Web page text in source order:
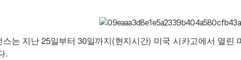
는 지난 25일부터 30일까지(현지시간) 미국 시카고에서 열
.